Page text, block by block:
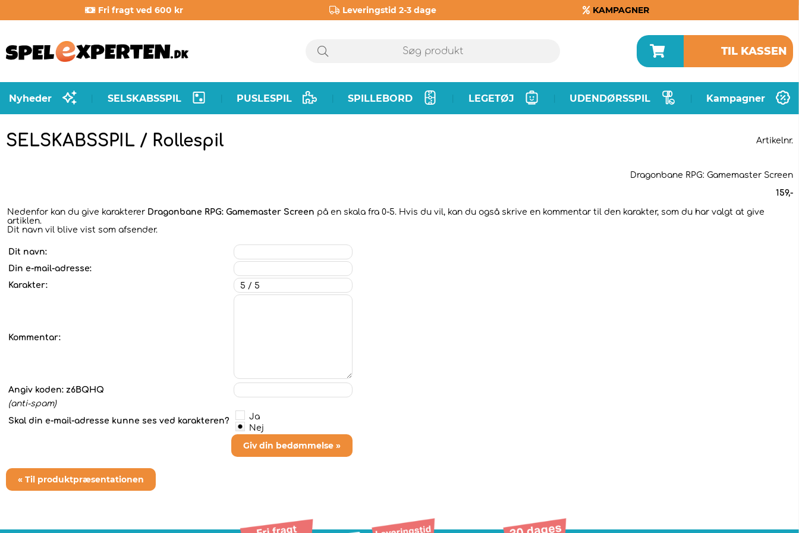
Fri fragt ved 600 kr Leveringstid 2-3 dage KAMPAGNER
TIL KASSEN
Nyheder SELSKABSSPIL PUSLESPIL SPILLEBORD LEGETØJ UDENDØRSSPIL Kampagner
SELSKABSSPIL / Rollespil Artikelnr.
Dragonbane RPG: Gamemaster Screen
159,-
Nedenfor kan du give karakterer Dragonbane RPG: Gamemaster Screen på en skala fra 0-5. Hvis du vil, kan du også skrive en kommentar til den karakter, som du har valgt at give
artiklen.
Dit navn vil blive vist som afsender.
Dit navn:
Din e-mail-adresse:
Karakter:
Kommentar:
Angiv koden: z6BQHQ
(anti-spam)
Skal din e-mail-adresse kunne ses ved karakteren?
Ja
Nej
Giv din bedømmelse »
« Til produktpræsentationen